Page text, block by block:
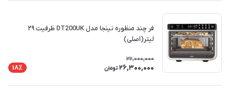
فر چند منظوره نینجا مدل DT200UK ظرفیت ۲۹
لیتر(اصلی)
32,000,000
26,300,000 تومان 18٪